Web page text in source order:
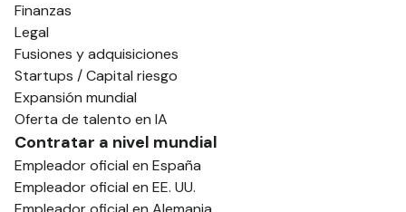
Finanzas
Legal
Fusiones y adquisiciones
Startups / Capital riesgo
Expansión mundial
Oferta de talento en IA
Contratar a nivel mundial
Empleador oficial en España
Empleador oficial en EE. UU.